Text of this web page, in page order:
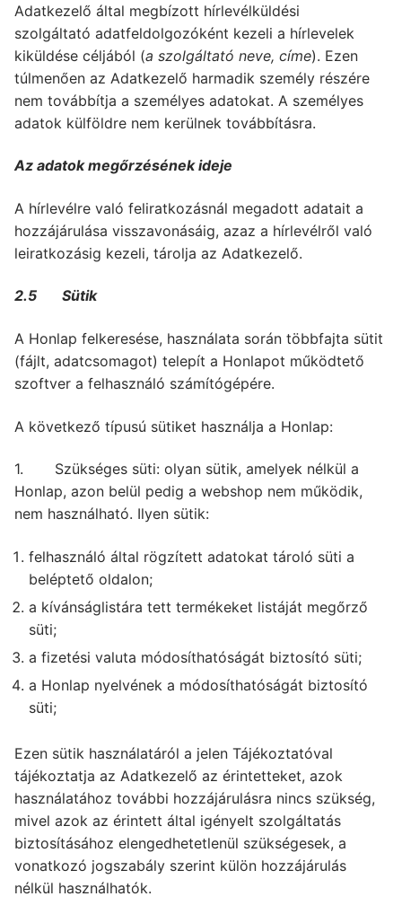
Adatkezelő által megbízott hírlevélküldési
szolgáltató adatfeldolgozóként kezeli a hírlevelek
kiküldése céljából (a szolgáltató neve, címe). Ezen
túlmenően az Adatkezelő harmadik személy részére
nem továbbítja a személyes adatokat. A személyes
adatok külföldre nem kerülnek továbbításra.
Az adatok megőrzésének ideje
A hírlevélre való feliratkozásnál megadott adatait a
hozzájárulása visszavonásáig, azaz a hírlevélről való
leiratkozásig kezeli, tárolja az Adatkezelő.
2.5 Sütik
A Honlap felkeresése, használata során többfajta sütit
(fájlt, adatcsomagot) telepít a Honlapot működtető
szoftver a felhasználó számítógépére.
A következő típusú sütiket használja a Honlap:
1. Szükséges süti: olyan sütik, amelyek nélkül a
Honlap, azon belül pedig a webshop nem működik,
nem használható. Ilyen sütik:
felhasználó által rögzített adatokat tároló süti a
beléptető oldalon;
a kívánságlistára tett termékeket listáját megőrző
süti;
a fizetési valuta módosíthatóságát biztosító süti;
a Honlap nyelvének a módosíthatóságát biztosító
süti;
Ezen sütik használatáról a jelen Tájékoztatóval
tájékoztatja az Adatkezelő az érintetteket, azok
használatához további hozzájárulásra nincs szükség,
mivel azok az érintett által igényelt szolgáltatás
biztosításához elengedhetetlenül szükségesek, a
vonatkozó jogszabály szerint külön hozzájárulás
nélkül használhatók.